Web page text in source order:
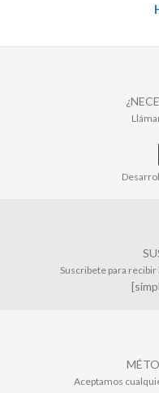
Suscribete para
Aceptamos